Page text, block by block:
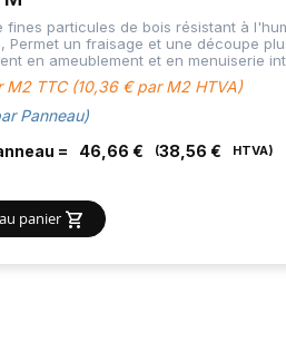
fines particules de bois résistant à
Permet un fraisage et une découpe
en ameublement et en menuiserie
M2 TTC (10,36 € par M2 HTVA)
Panneau)
=
46,66 € 38,56 €
panier